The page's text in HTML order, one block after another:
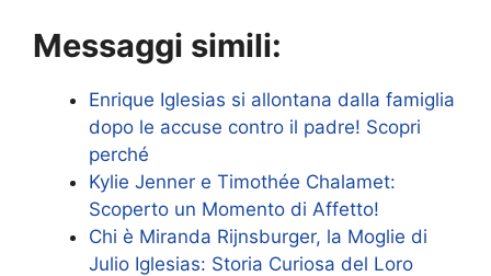
Messaggi simili:
Enrique Iglesias si allontana dalla famiglia
dopo le accuse contro il padre! Scopri
perché
Kylie Jenner e Timothée Chalamet:
Scoperto un Momento di Affetto!
Chi è Miranda Rijnsburger, la Moglie di
Julio Iglesias: Storia Curiosa del Loro